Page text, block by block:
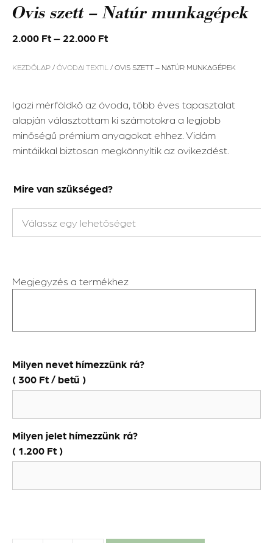
Ovis szett – Natúr munkagépek
2.000 Ft – 22.000 Ft
KEZDŐLAP / ÓVODAI TEXTIL / OVIS SZETT – NATÚR MUNKAGÉPEK
Igazi mérföldkő az óvoda, több éves tapasztalat
alapján választottam ki számotokra a legjobb
minőségű prémium anyagokat ehhez. Vidám
mintáikkal biztosan megkönnyítik az ovikezdést.
Mire van szükséged?
Megjegyzés a termékhez
Milyen nevet hímezzünk rá?
( 300 Ft / betű )
Milyen jelet hímezzünk rá?
( 1.200 Ft )